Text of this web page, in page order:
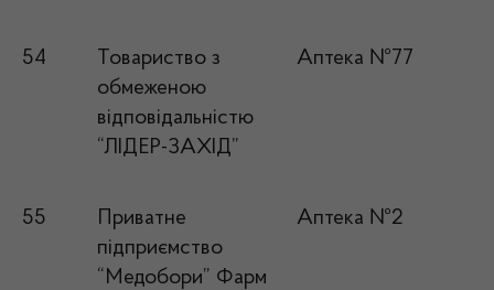
54
Товариство з
обмеженою
відповідальністю
“ЛІДЕР-ЗАХІД”
Аптека №77
55
Приватне
підприємство
“Медобори” Фарм
Аптека №2